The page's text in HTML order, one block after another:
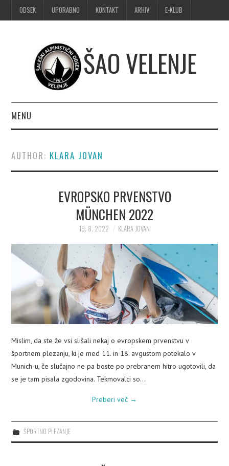
ODSEK UPORABNO KONTAKT ARHIV E-KLUB
ŠAO VELENJE
MENU
OBVESTILA
ALPINIZEM
ŠPORTNO PLEZANJE
PLEZALNI KROŽEK
AUTHOR: KLARA JOVAN
EVROPSKO PRVENSTVO
MÜNCHEN 2022
19. 8. 2022 KLARA JOVAN
Mislim, da ste že vsi slišali nekaj o evropskem prvenstvu v
športnem plezanju, ki je med 11. in 18. avgustom potekalo v
Munich-u, če slučajno ne pa boste po prebranem hitro ugotovili, da
se je tam pisala zgodovina. Tekmovalci so…
Preberi več →
ŠPORTNO PLEZANJE